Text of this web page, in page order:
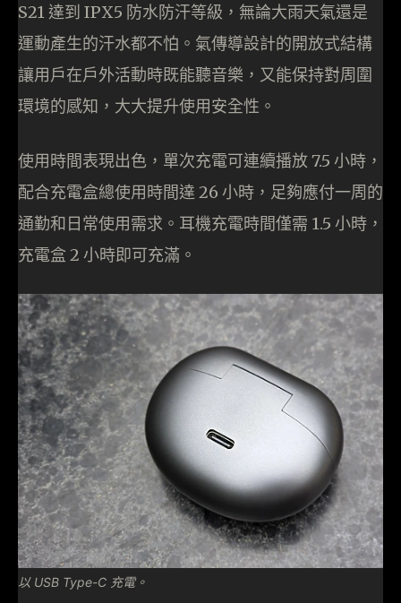
S21 達到 IPX5 防水防汗等級，無論大雨天氣還是
運動產生的汗水都不怕。氣傳導設計的開放式結構
讓用戶在戶外活動時既能聽音樂，又能保持對周圍
環境的感知，大大提升使用安全性。
使用時間表現出色，單次充電可連續播放 7.5 小時，
配合充電盒總使用時間達 26 小時，足夠應付一周的
通勤和日常使用需求。耳機充電時間僅需 1.5 小時，
充電盒 2 小時即可充滿。
以 USB Type-C 充電。